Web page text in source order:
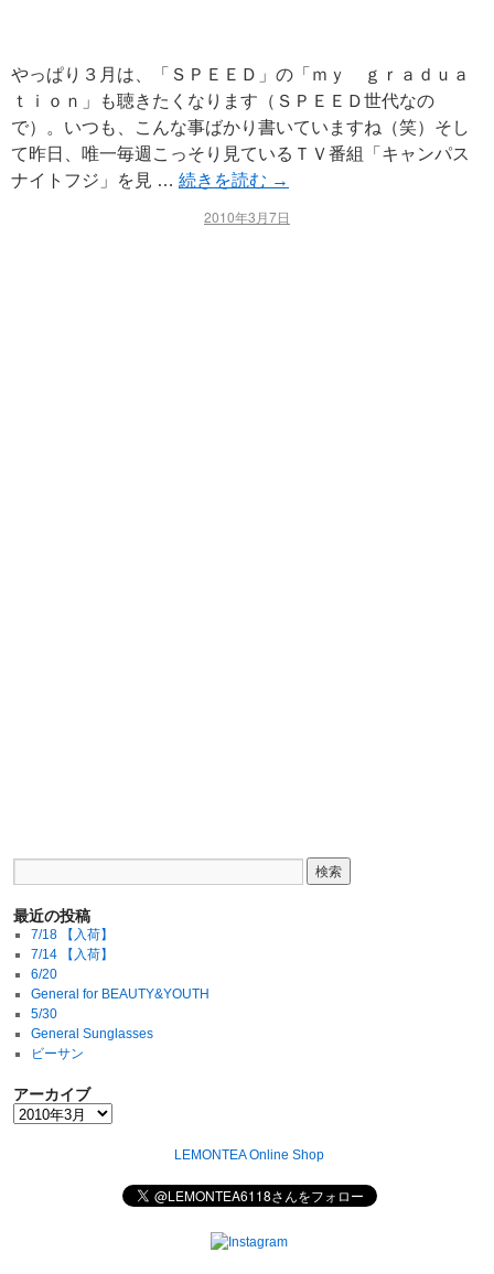
やっぱり３月は、「ＳＰＥＥＤ」の「ｍｙ ｇｒａｄｕａ
ｔｉｏｎ」も聴きたくなります（ＳＰＥＥＤ世代なの
で）。いつも、こんな事ばかり書いていますね（笑）そし
て昨日、唯一毎週こっそり見ているＴＶ番組「キャンパス
ナイトフジ」を見 … 続きを読む →
2010年3月7日
最近の投稿
7/18 【入荷】
7/14 【入荷】
6/20
General for BEAUTY&YOUTH
5/30
General Sunglasses
ビーサン
アーカイブ
LEMONTEA Online Shop